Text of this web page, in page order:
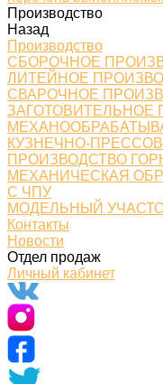
Производство
Назад
Производство
СБОРОЧНОЕ
ЛИТЕЙНОЕ
СВАРОЧНОЕ
ЗАГОТОВИТЕЛЬНОЕ
КУЗНЕЧНО-
ПРОИЗВОДСТВО
МЕХАНИЧЕСКАЯ
С ЧПУ
МОДЕЛЬНЫЙ
Контакты
Новости
Отдел продаж
Личный кабинет